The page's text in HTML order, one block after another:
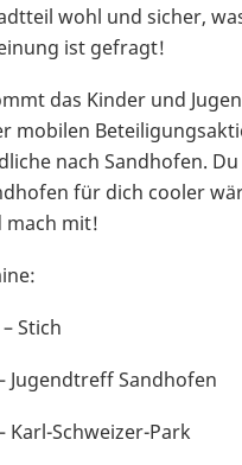
wohl und sicher,
ist gefragt!
das Kinder und
mobilen
nach Sandhofen.
für dich cooler
mach mit!
Stich
Jugendtreff Sandhofen
Karl-Schweizer-Park